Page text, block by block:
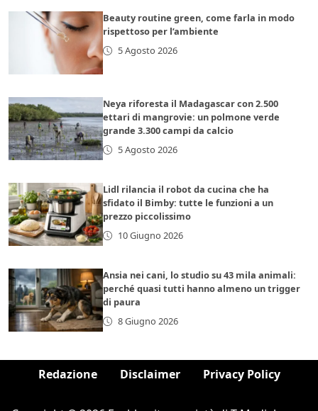
Beauty routine green, come farla in modo
rispettoso per l’ambiente
5 Agosto 2026
Neya riforesta il Madagascar con 2.500
ettari di mangrovie: un polmone verde
grande 3.300 campi da calcio
5 Agosto 2026
Lidl rilancia il robot da cucina che ha
sfidato il Bimby: tutte le funzioni a un
prezzo piccolissimo
10 Giugno 2026
Ansia nei cani, lo studio su 43 mila animali:
perché quasi tutti hanno almeno un trigger
di paura
8 Giugno 2026
Redazione Disclaimer Privacy Policy